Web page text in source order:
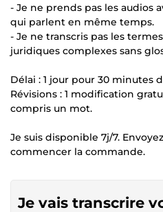
- Je ne prends pas les audios
qui parlent en même temps.
- Je ne transcris pas les
juridiques complexes sans
Délai : 1 jour pour 30 minutes
Révisions : 1 modification
compris un mot.
Je suis disponible 7j/7.
commencer la commande.
Je vais transcrire